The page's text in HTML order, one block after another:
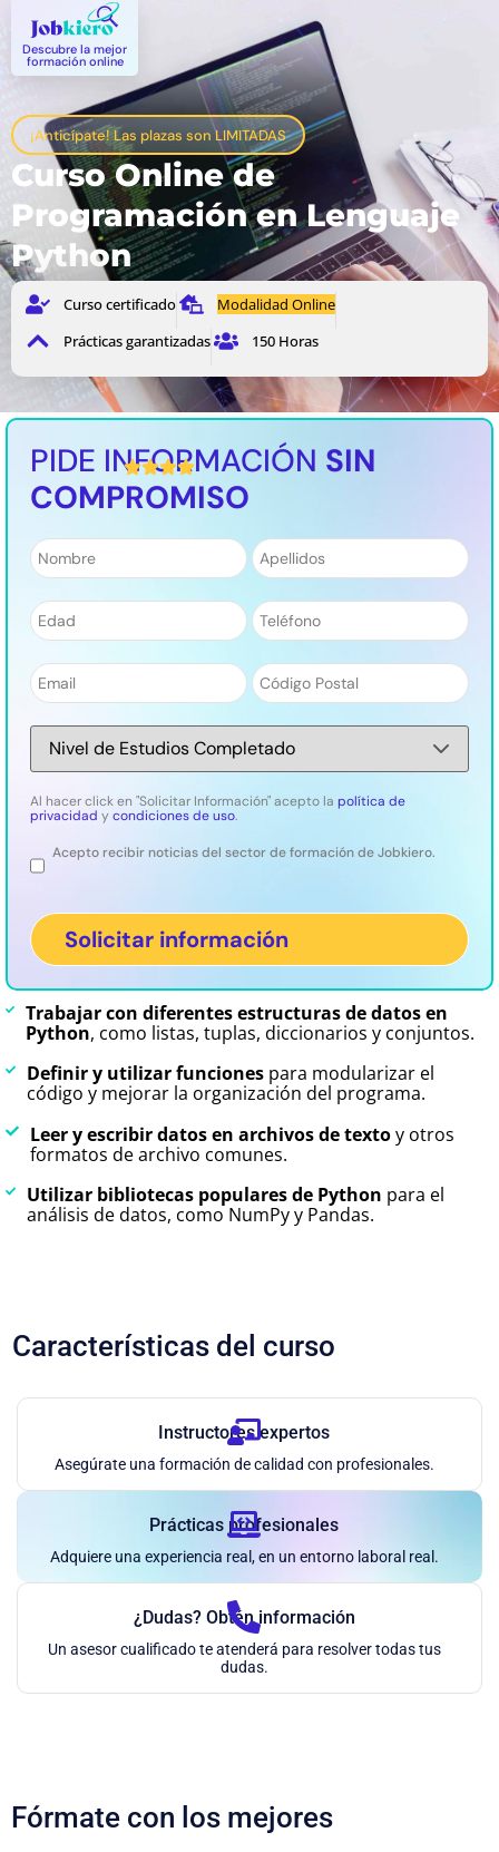
Descubre la mejor
formación online
¡Anticípate! Las plazas son LIMITADAS
Curso Online de
Programación en Lenguaje
Python
Curso certificado
Modalidad Online
Prácticas garantizadas
150 Horas
PIDE INFORMACIÓN SIN
COMPROMISO
Nombre* Apellidos*
Número* Teléfono*
Email* Código
Postal*
Nivel
Estudios*
Al hacer click en "Solicitar Información" acepto la política de
privacidad ycondiciones de uso.
LegalAcepto recibir noticias del sector de formación de Jobkiero.
4,5 / 5 Valoración media
¿Eres un apasionado de la tecnología y te
fascina el poder de los algoritmos? ¡Conviértete
en un maestro de Python y domina el futuro de
la programación!
Aprende los fundamentos de este lenguaje versátil y
conviértete en un experto en programación.
Durante el curso aprenderás a:
interpreta scripts de Python simples
Comprender y aplicar conceptos
de programación
lógica como condicionales, bucles y funciones.
Trabajar con diferentes estructuras de datos en
Python, como listas, tuplas, diccionarios y conjuntos.
Definir y utilizar funciones para modularizar el
código y mejorar la organización del programa.
Leer y escribir datos en archivos de textoy otros
formatos de archivo comunes.
Utilizar bibliotecas populares de Python para el
análisis de datos, como NumPy y Pandas.
Características del curso
Instructores expertos
Asegúrate una formación de calidad con profesionales.
Prácticas profesionales
Adquiere una experiencia real, en un entorno laboral real.
¿Dudas? Obtén información
Un asesor cualificado te atenderá para resolver todas tus
dudas.
Fórmate con los mejores